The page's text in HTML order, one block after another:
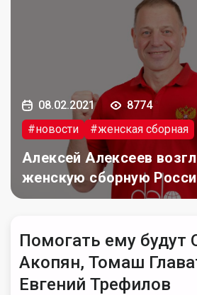
08.02.2021
8774
#новости
#женская сборная
Алексей Алексеев
женскую сборную
Помогать ему будут
Акопян, Томаш
Евгений Трефилов